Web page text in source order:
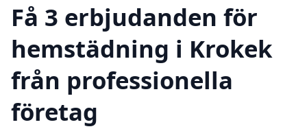
Få 3 erbjudanden för
hemstädning i Krokek
från professionella
företag